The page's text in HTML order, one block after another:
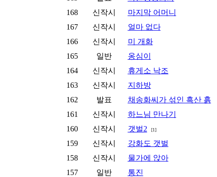
168
신작시
마지막 어머니
167
신작시
얼마 없다
166
신작시
미 개화
165
일반
옹심이
164
신작시
휴게소 낙조
163
신작시
지하방
162
발표
채송화씨가 섞인 흑산 흙
161
신작시
하느님 만나기
160
신작시 갯벌2 [1]
159 신작시
강화도 갯벌
158
신작시
물가에 앉아
157
일반
통진